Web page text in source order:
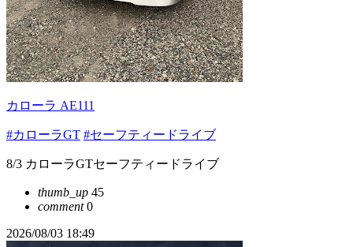
カローラ AE111
#カローラGT #セーフティードライブ
8/3 カローラGTセーフティードライブ
thumb_up 45
comment0
2026/08/03 18:49